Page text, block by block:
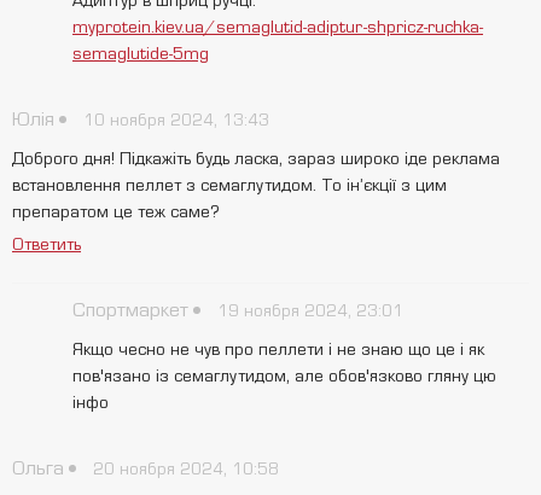
myprotein.kiev.ua/semaglutid-adiptur-shpricz-ruchka-
semaglutide-5mg
Юлія 10 ноября 2024, 13:43
Доброго дня! Підкажіть будь ласка, зараз широко іде реклама
встановлення пеллет з семаглутидом. То інʼєкції з цим
препаратом це теж саме?
Ответить
Спортмаркет 19 ноября 2024, 23:01
Якщо чесно не чув про пеллети і не знаю що це і як
пов'язано із семаглутидом, але обов'язково гляну цю
інфо
Ольга 20 ноября 2024, 10:58